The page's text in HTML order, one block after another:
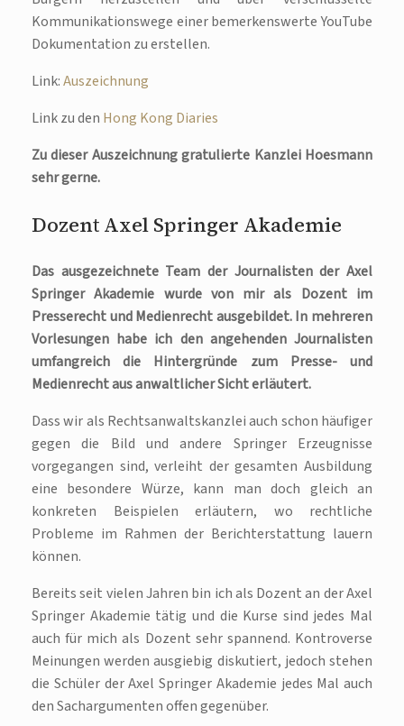
Kommunikationswege einer bemerkenswerte YouTube
Dokumentation zu erstellen.
Link:Auszeichnung
Link zu den Hong Kong Diaries
Zu dieser Auszeichnung gratulierte Kanzlei Hoesmann
sehr gerne.
Dozent Axel Springer Akademie
Das ausgezeichnete Team der Journalisten der Axel
Springer Akademie wurde von mir als Dozent im
Presserecht und Medienrecht ausgebildet. In mehreren
Vorlesungen habe ich den angehenden Journalisten
umfangreich die Hintergründe zum Presse- und
Medienrecht aus anwaltlicher Sicht erläutert.
Dass wir als Rechtsanwaltskanzlei auch schon häufiger
gegen die Bild und andere Springer Erzeugnisse
vorgegangen sind, verleiht der gesamten Ausbildung
eine besondere Würze, kann man doch gleich an
konkreten Beispielen erläutern, wo rechtliche
Probleme im Rahmen der Berichterstattung lauern
können.
Bereits seit vielen Jahren bin ich als Dozent an der Axel
Springer Akademie tätig und die Kurse sind jedes Mal
auch für mich als Dozent sehr spannend. Kontroverse
Meinungen werden ausgiebig diskutiert, jedoch stehen
die Schüler der Axel Springer Akademie jedes Mal auch
den Sachargumenten offen gegenüber.